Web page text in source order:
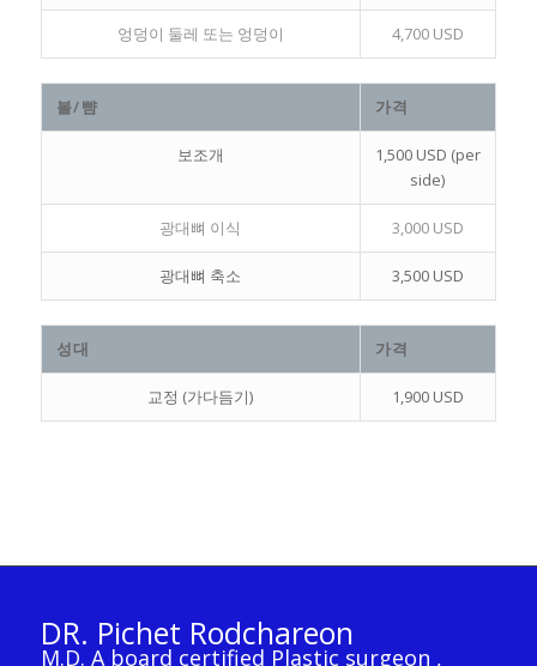
엉덩이 둘레 또는 엉덩이 4,700 USD
볼/뺨 가격
보조개
1,500 USD (per
side)
광대뼈 이식 3,000 USD
광대뼈 축소 3,500 USD
성대 가격
교정 (가다듬기) 1,900 USD
DR. Pichet Rodchareon
M.D. A board certified Plastic surgeon ,